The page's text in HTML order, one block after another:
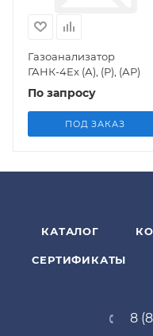
Газоанализатор
ГАНК-4Ex (А), (Р), (АР)
По запросу
ПОД ЗАКАЗ
КАТАЛОГ
СЕРТИФИКАТЫ
8